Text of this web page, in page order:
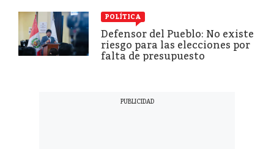
POLÍTICA
Defensor del Pueblo: No existe
riesgo para las elecciones por
falta de presupuesto